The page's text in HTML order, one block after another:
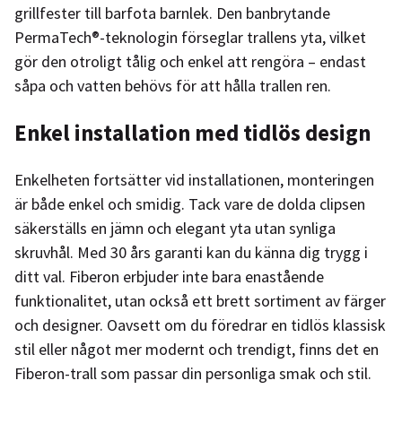
grillfester till barfota barnlek. Den banbrytande
PermaTech®-teknologin förseglar trallens yta, vilket
gör den otroligt tålig och enkel att rengöra – endast
såpa och vatten behövs för att hålla trallen ren.
Enkel installation med tidlös design
Enkelheten fortsätter vid installationen, monteringen
är både enkel och smidig. Tack vare de dolda clipsen
säkerställs en jämn och elegant yta utan synliga
skruvhål. Med 30 års garanti kan du känna dig trygg i
ditt val. Fiberon erbjuder inte bara enastående
funktionalitet, utan också ett brett sortiment av färger
och designer. Oavsett om du föredrar en tidlös klassisk
stil eller något mer modernt och trendigt, finns det en
Fiberon-trall som passar din personliga smak och stil.